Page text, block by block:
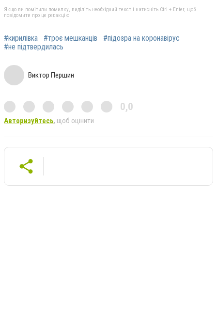
Якщо ви помітили помилку, виділіть необхідний текст і натисніть Ctrl + Enter, щоб
повідомити про це редакцію
#кирилівка #троє мешканців
#підозра на коронавірус
#не підтвердилась
Виктор Першин
0,0
Авторизуйтесь, щоб оцінити